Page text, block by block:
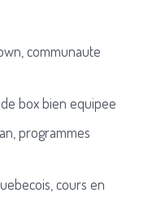
communaute
box bien equipee
programmes
cours en